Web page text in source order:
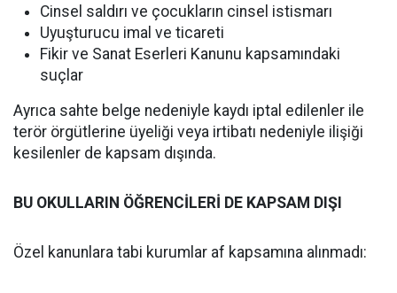
Cinsel saldırı ve çocukların cinsel istismarı
Uyuşturucu imal ve ticareti
Fikir ve Sanat Eserleri Kanunu kapsamındaki
suçlar
Ayrıca sahte belge nedeniyle kaydı iptal edilenler ile
terör örgütlerine üyeliği veya irtibatı nedeniyle ilişiği
kesilenler de kapsam dışında.
BU OKULLARIN ÖĞRENCİLERİ DE KAPSAM DIŞI
Özel kanunlara tabi kurumlar af kapsamına alınmadı: